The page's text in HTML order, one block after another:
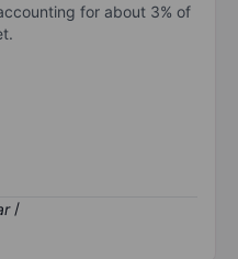
for about 3% of
/